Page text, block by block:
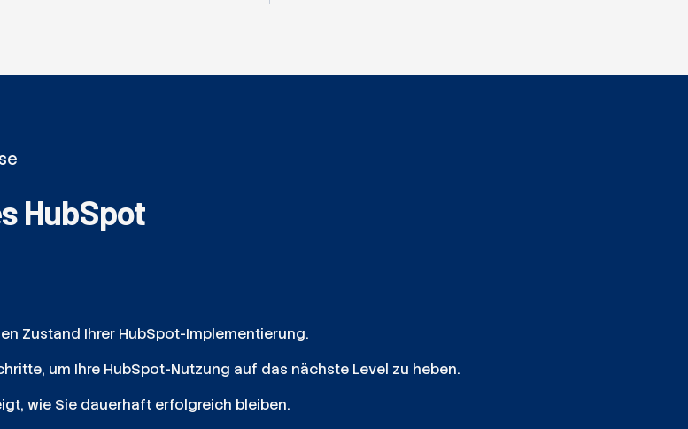
HubSpot
Zustand Ihrer HubSpot-Implementierung.
um Ihre HubSpot-Nutzung auf das nächste Level zu heben.
wie Sie dauerhaft erfolgreich bleiben.